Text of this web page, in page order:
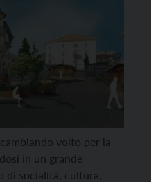
volto per la
in un grande
di socialità, cultura,